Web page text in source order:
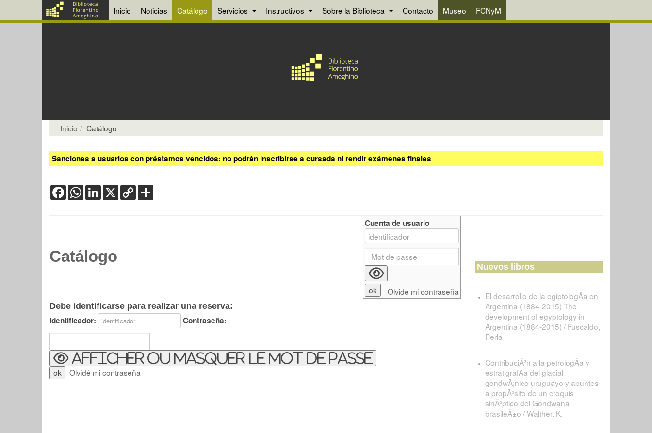
Inicio Noticias Catálogo Servicios Instructivos Sobre la Biblioteca Contacto Museo FCNyM
Inicio Catálogo
Sanciones a usuarios con préstamos vencidos: no podrán inscribirse a cursada ni rendir exámenes finales
FacebookWhatsApp
LinkedIn
X Copy
Link
Catálogo
Debe identificarse para realizar una reserva:
Identificador: Contraseña:
Afficher ou masquer le mot de passe
Olvidé mi contraseña
Cuenta de usuario
Olvidé mi contraseña
Nuevos libros
El desarrollo de la egiptologÃ­a en
Argentina (1884-2015) The
development of egyptology in
Argentina (1884-2015) / Fuscaldo,
Perla
ContribuciÃ³n a la petrologÃ­a y
estratigrafÃ­a del glacial
gondwÃ¡nico uruguayo y apuntes
a propÃ³sito de un croquis
sinÃ³ptico del Gondwana
brasileÃ±o / Walther, K.